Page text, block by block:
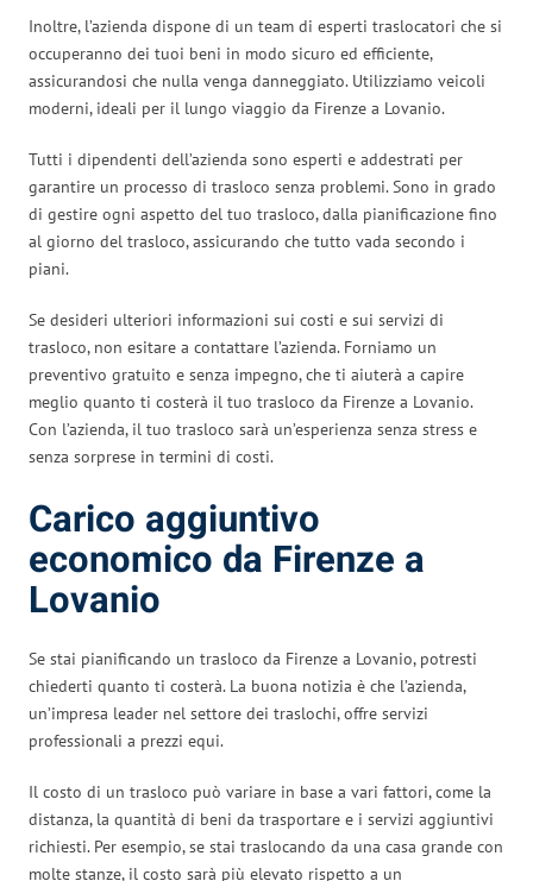
Inoltre, l’azienda dispone di un team di esperti traslocatori che si
occuperanno dei tuoi beni in modo sicuro ed efficiente,
assicurandosi che nulla venga danneggiato. Utilizziamo veicoli
moderni, ideali per il lungo viaggio da Firenze a Lovanio.
Tutti i dipendenti dell’azienda sono esperti e addestrati per
garantire un processo di trasloco senza problemi. Sono in grado
di gestire ogni aspetto del tuo trasloco, dalla pianificazione fino
al giorno del trasloco, assicurando che tutto vada secondo i
piani.
Se desideri ulteriori informazioni sui costi e sui servizi di
trasloco, non esitare a contattare l’azienda. Forniamo un
preventivo gratuito e senza impegno, che ti aiuterà a capire
meglio quanto ti costerà il tuo trasloco da Firenze a Lovanio.
Con l’azienda, il tuo trasloco sarà un’esperienza senza stress e
senza sorprese in termini di costi.
Carico aggiuntivo
economico da Firenze a
Lovanio
Se stai pianificando un trasloco da Firenze a Lovanio, potresti
chiederti quanto ti costerà. La buona notizia è che l’azienda,
un’impresa leader nel settore dei traslochi, offre servizi
professionali a prezzi equi.
Il costo di un trasloco può variare in base a vari fattori, come la
distanza, la quantità di beni da trasportare e i servizi aggiuntivi
richiesti. Per esempio, se stai traslocando da una casa grande con
molte stanze, il costo sarà più elevato rispetto a un